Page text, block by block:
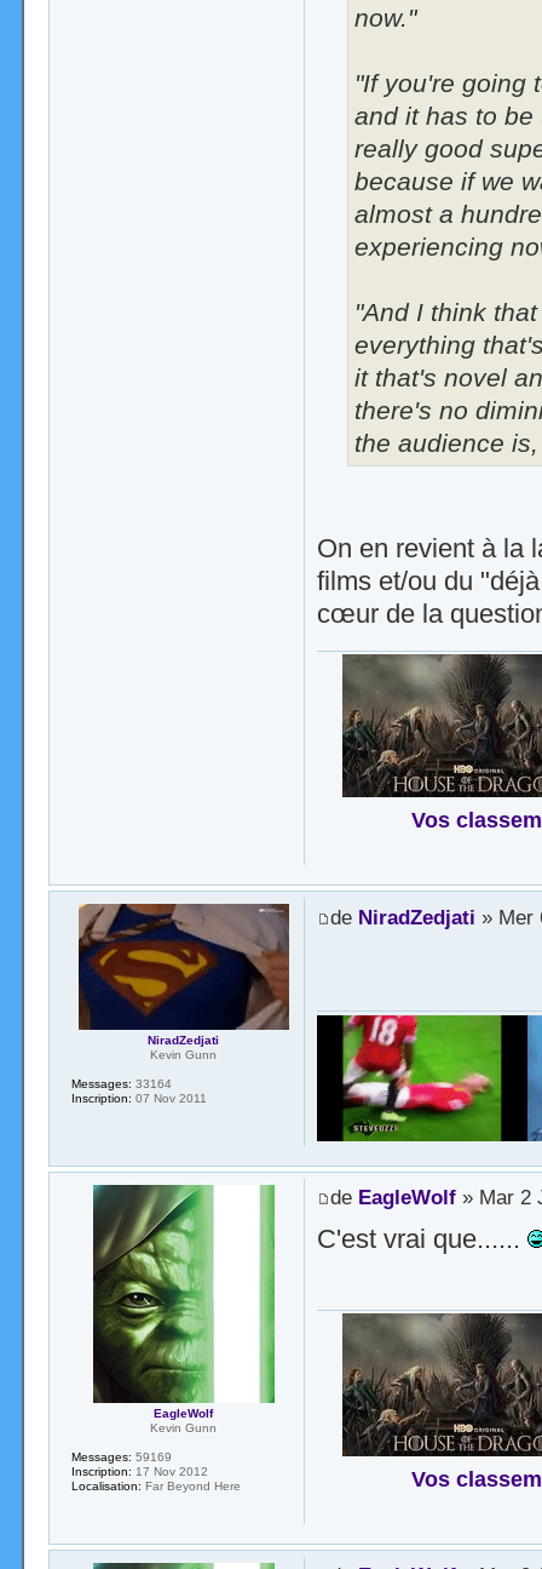
now."
"If you're going
and it has to
really good
because if we
almost a
experiencing
"And I think
everything
it that's novel
there's no
the audience
On en revient à la
films et/ou du
cœur de la
Vos
de NiradZedjati » Mer
NiradZedjati
Kevin Gunn
Messages: 33164
Inscription: 07 Nov 2011
de EagleWolf» Mar 2
C'est vrai que......
Vos
EagleWolf
Kevin Gunn
Messages: 59169
Inscription: 17 Nov 2012
Localisation: Far Beyond Here